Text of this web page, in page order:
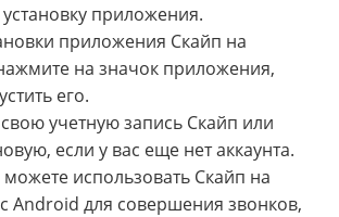
установку приложения.
приложения Скайп на
на значок приложения,
его.
учетную запись Скайп или
если у вас еще нет аккаунта.
использовать Скайп на
Android для совершения звонков,